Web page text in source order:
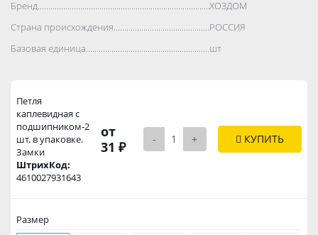
Бренд..................................................................................ХОЗДОМ
Страна происхождения..................................................................................
РОССИЯ
Базовая единица..................................................................................
шт
Петля
каплевидная с
подшипником-2
шт. в упаковке.
Замки
ШтрихКод:
4610027931643
от
31 ₽
- + КУПИТЬ
Размер